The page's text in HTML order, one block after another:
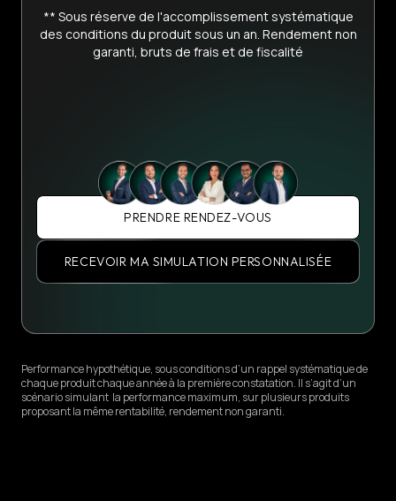
** Sous réserve de l'accomplissement systématique
des conditions du produit sous un an. Rendement non
garanti, bruts de frais et de fiscalité
PRENDRE RENDEZ-VOUS
RECEVOIR MA SIMULATION PERSONNALISÉE
Performance hypothétique, sous conditions d’un rappel systématique de
chaque produit chaque année à la première constatation. Il s’agit d’un
scénario simulant la performance maximum, sur plusieurs produits
proposant la même rentabilité, rendement non garanti.